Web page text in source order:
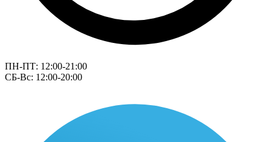
ПН-ПТ: 12:00-21:00
СБ-Вс: 12:00-20:00